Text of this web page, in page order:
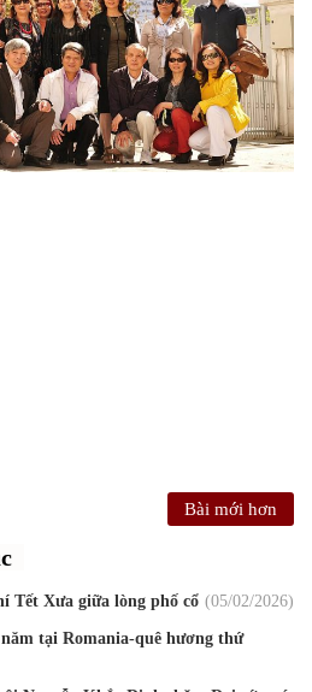
Bài mới hơn
Tết Xưa giữa lòng phố cổ 05/02/2026
tại Romania-quê hương thứ